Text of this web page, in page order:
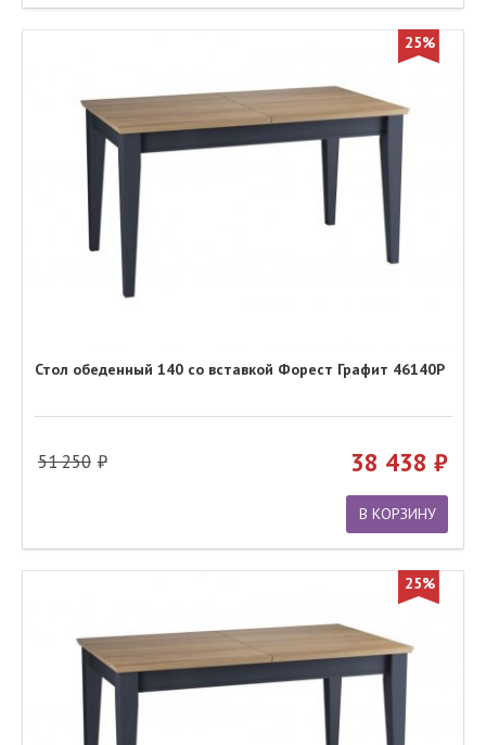
25%
Стол обеденный 140 со вставкой Форест Графит 46140Р
51 250 38 438
В КОРЗИНУ
25%